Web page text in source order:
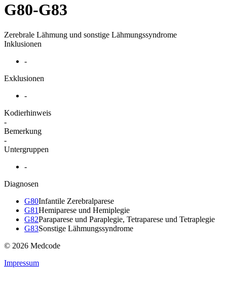
G80-G83
Zerebrale Lähmung und sonstige Lähmungssyndrome
Inklusionen
-
Exklusionen
-
Kodierhinweis
-
Bemerkung
-
Untergruppen
-
Diagnosen
G80Infantile Zerebralparese
G81Hemiparese und Hemiplegie
G82Paraparese und Paraplegie, Tetraparese und Tetraplegie
G83Sonstige Lähmungssyndrome
© 2026 Medcode
Impressum